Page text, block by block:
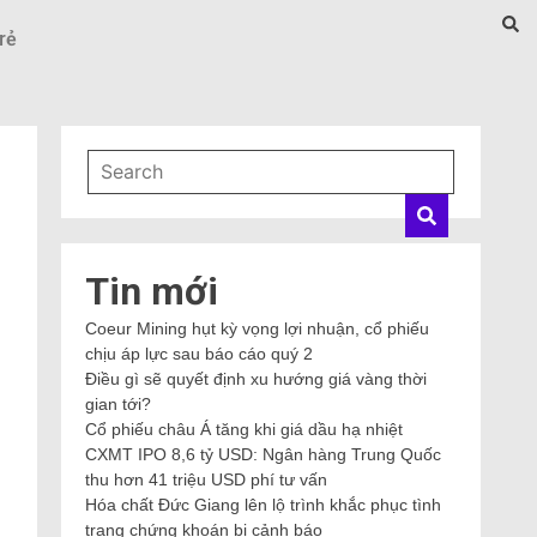
Tin mới
Coeur Mining hụt kỳ vọng lợi nhuận, cổ phiếu
chịu áp lực sau báo cáo quý 2
Điều gì sẽ quyết định xu hướng giá vàng thời
gian tới?
Cổ phiếu châu Á tăng khi giá dầu hạ nhiệt
CXMT IPO 8,6 tỷ USD: Ngân hàng Trung Quốc
thu hơn 41 triệu USD phí tư vấn
Hóa chất Đức Giang lên lộ trình khắc phục tình
trạng chứng khoán bị cảnh báo